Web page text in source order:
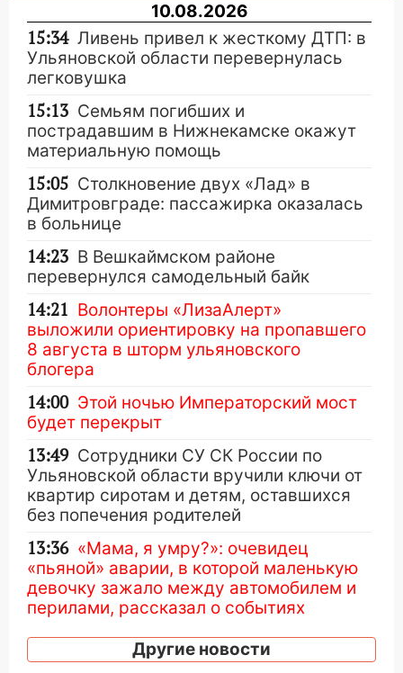
10.08.2026
15:34 Ливень привел к жесткому ДТП: в
Ульяновской области перевернулась
легковушка
15:13 Семьям погибших и
пострадавшим в Нижнекамске окажут
материальную помощь
15:05 Столкновение двух «Лад» в
Димитровграде: пассажирка оказалась
в больнице
14:23 В Вешкаймском районе
перевернулся самодельный байк
14:21 Волонтеры «ЛизаАлерт»
выложили ориентировку на пропавшего
8 августа в шторм ульяновского
блогера
14:00 Этой ночью Императорский мост
будет перекрыт
13:49 Сотрудники СУ СК России по
Ульяновской области вручили ключи от
квартир сиротам и детям, оставшихся
без попечения родителей
13:36 «Мама, я умру?»: очевидец
«пьяной» аварии, в которой маленькую
девочку зажало между автомобилем и
перилами, рассказал о событиях
13:05 17-летний парень находился за
Другие новости